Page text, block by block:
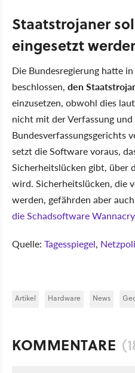
Staatstrojaner
eingesetzt
Die Bundesregierung hatte
beschlossen, den
einzusetzen, obwohl dies
nicht mit der Verfassung
Bundesverfassungsgerichts
setzt die Software voraus,
Sicherheitslücken gibt, über
wird. Sicherheitslücken, die
werden, gefährden aber
die Schadsoftware Wannacry
Quelle: Tagesspiegel,
Artikel Hardware News
KOMMENTARE